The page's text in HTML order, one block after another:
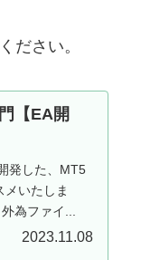
ださい。
【EA開
発した、MT5
いたしま
為ファイ...
2023.11.08